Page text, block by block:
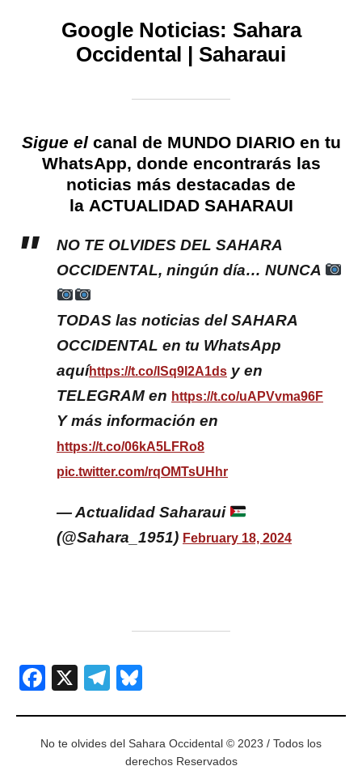
Google Noticias: Sahara
Occidental | Saharaui
Sigue el canal de MUNDO DIARIO en tu
WhatsApp, donde encontrarás las
noticias más destacadas de
la ACTUALIDAD SAHARAUI
NO TE OLVIDES DEL SAHARA
OCCIDENTAL, ningún día… NUNCA
TODAS las noticias del SAHARA
OCCIDENTAL en tu WhatsApp
aquíhttps://t.co/lSq9l2A1ds y en
TELEGRAM en https://t.co/uAPVvma96F
Y más información en
https://t.co/06kA5LFRo8
pic.twitter.com/rqOMTsUHhr
— Actualidad Saharaui
(@Sahara_1951) February 18, 2024
Facebook
X Telegram
No te olvides del Sahara Occidental © 2023 / Todos los
derechos Reservados